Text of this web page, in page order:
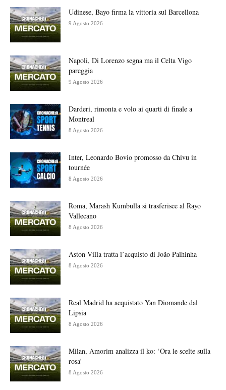
Udinese, Bayo firma la vittoria sul Barcellona
9 Agosto 2026
Napoli, Di Lorenzo segna ma il Celta Vigo
pareggia
9 Agosto 2026
Darderi, rimonta e volo ai quarti di finale a
Montreal
8 Agosto 2026
Inter, Leonardo Bovio promosso da Chivu in
tournée
8 Agosto 2026
Roma, Marash Kumbulla si trasferisce al Rayo
Vallecano
8 Agosto 2026
Aston Villa tratta l’acquisto di João Palhinha
8 Agosto 2026
Real Madrid ha acquistato Yan Diomande dal
Lipsia
8 Agosto 2026
Milan, Amorim analizza il ko: ‘Ora le scelte sulla
rosa’
8 Agosto 2026